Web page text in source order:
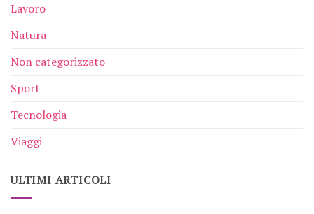
Lavoro
Natura
Non categorizzato
Sport
Tecnologia
Viaggi
ULTIMI ARTICOLI